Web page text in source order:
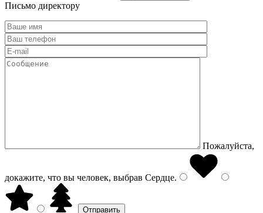
Письмо директору
Пожалуйста,
докажите, что вы человек, выбрав Сердце.